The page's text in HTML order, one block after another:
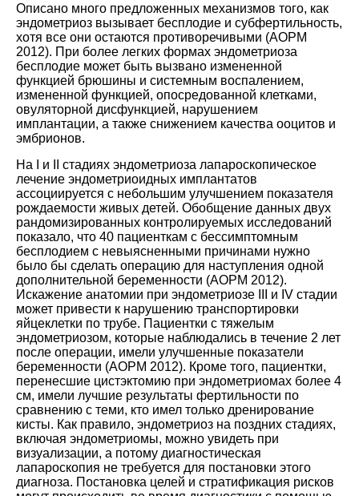
Описано много предложенных механизмов того, как
эндометриоз вызывает бесплодие и субфертильность,
хотя все они остаются противоречивыми (АОРМ
2012). При более легких формах эндометриоза
бесплодие может быть вызвано измененной
функцией брюшины и системным воспалением,
измененной функцией, опосредованной клетками,
овуляторной дисфункцией, нарушением
имплантации, а также снижением качества ооцитов и
эмбрионов.
На I и II стадиях эндометриоза лапароскопическое
лечение эндометриоидных имплантатов
ассоциируется с небольшим улучшением показателя
рождаемости живых детей. Обобщение данных двух
рандомизированных контролируемых исследований
показало, что 40 пациенткам с бессимптомным
бесплодием с невыясненными причинами нужно
было бы сделать операцию для наступления одной
дополнительной беременности (АОРМ 2012).
Искажение анатомии при эндометриозе III и IV стадии
может привести к нарушению транспортировки
яйцеклетки по трубе. Пациентки с тяжелым
эндометриозом, которые наблюдались в течение 2 лет
после операции, имели улучшенные показатели
беременности (АОРМ 2012). Кроме того, пациентки,
перенесшие цистэктомию при эндометриомах более 4
см, имели лучшие результаты фертильности по
сравнению с теми, кто имел только дренирование
кисты. Как правило, эндометриоз на поздних стадиях,
включая эндометриомы, можно увидеть при
визуализации, а потому диагностическая
лапароскопия не требуется для постановки этого
диагноза. Постановка целей и стратификация рисков